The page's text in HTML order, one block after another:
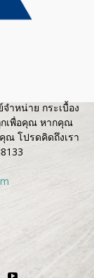
ำหน่าย กระเบื้อง
เพื่อคุณ หากคุณ
ณ โปรดคิดถึงเรา